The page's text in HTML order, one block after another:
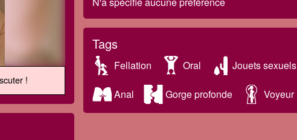
!
Tags
Fellation Oral Jouets sexuels
Anal Gorge profonde Voyeur